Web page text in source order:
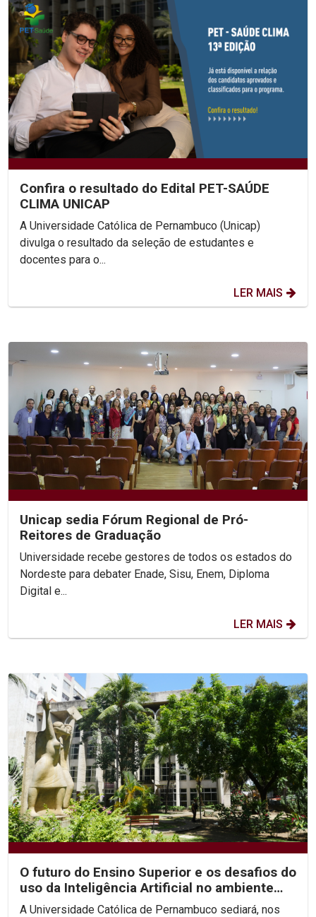
Confira o resultado do Edital PET-SAÚDE
CLIMA UNICAP
A Universidade Católica de Pernambuco (Unicap)
divulga o resultado da seleção de estudantes e
docentes para o...
LER MAIS
Unicap sedia Fórum Regional de Pró-
Reitores de Graduação
Universidade recebe gestores de todos os estados do
Nordeste para debater Enade, Sisu, Enem, Diploma
Digital e...
LER MAIS
O futuro do Ensino Superior e os desafios do
uso da Inteligência Artificial no ambiente
acadêmico...
A Universidade Católica de Pernambuco sediará, nos